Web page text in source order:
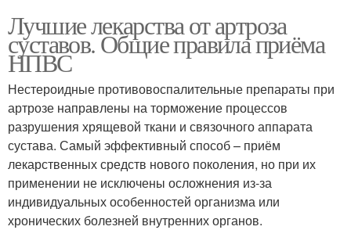
Лучшие лекарства от артроза
суставов. Общие правила приёма
НПВС
Нестероидные противовоспалительные препараты при
артрозе направлены на торможение процессов
разрушения хрящевой ткани и связочного аппарата
сустава. Самый эффективный способ – приём
лекарственных средств нового поколения, но при их
применении не исключены осложнения из-за
индивидуальных особенностей организма или
хронических болезней внутренних органов.